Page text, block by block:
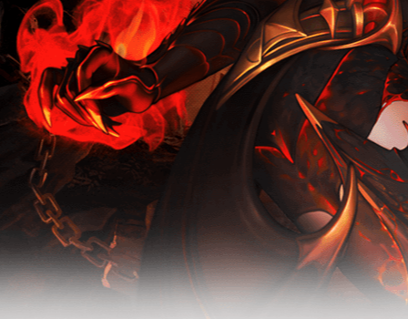
新版本-无烬
战场
无烬战场-怀
旧服活动